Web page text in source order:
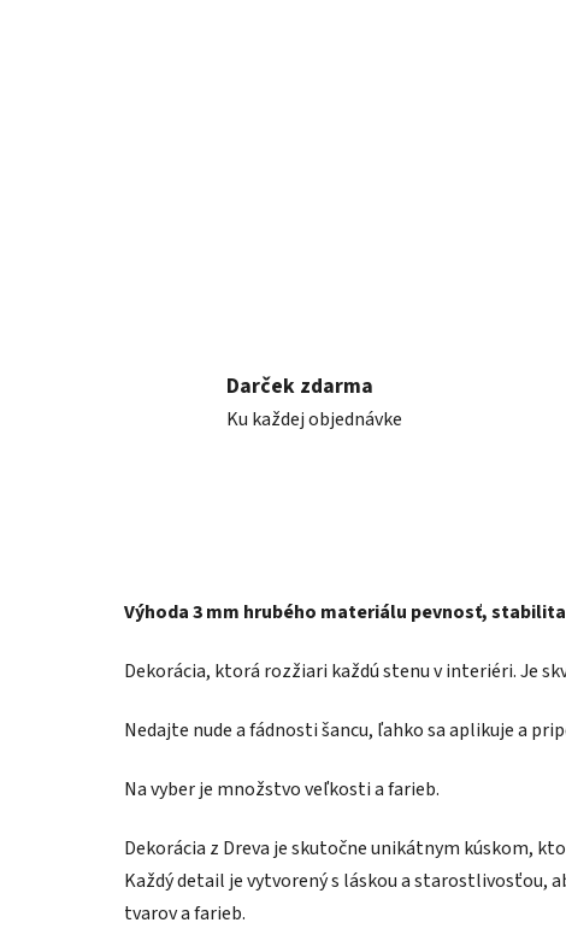
Darček zdarma
Ku každej objednávke
Výhoda 3 mm hrubého materiálu pevnosť,
Dekorácia, ktorá rozžiari každú stenu v interiéri. Je
Nedajte nude a fádnosti šancu, ľahko sa aplikuje a
Na vyber je množstvo veľkosti a farieb.
Dekorácia z Dreva je skutočne unikátnym kúskom,
Každý detail je vytvorený s láskou a starostlivosťou,
tvarov a farieb.